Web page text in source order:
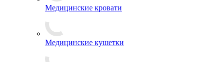
Медицинские кровати
Медицинские кушетки